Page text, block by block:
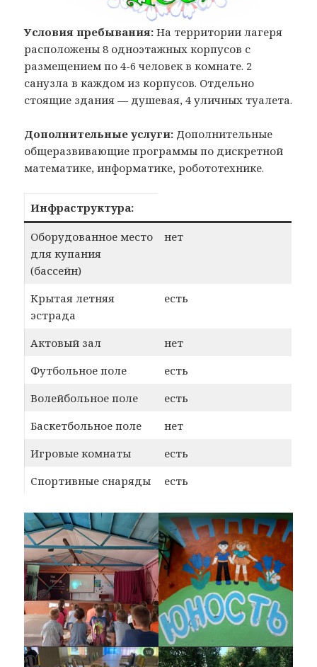
Условия пребывания: На территории лагеря
расположены 8 одноэтажных корпусов с
размещением по 4-6 человек в комнате. 2
санузла в каждом из корпусов. Отдельно
стоящие здания — душевая, 4 уличных туалета.
Дополнительные услуги: Дополнительные
общеразвивающие программы по дискретной
математике, информатике, робототехнике.
Инфраструктура:
Оборудованное место
для купания
(бассейн)
нет
Крытая летняя
эстрада
есть
Актовый зал
нет
Футбольное поле
есть
Волейбольное поле
есть
Баскетбольное поле
нет
Игровые комнаты
есть
Спортивные снаряды
есть